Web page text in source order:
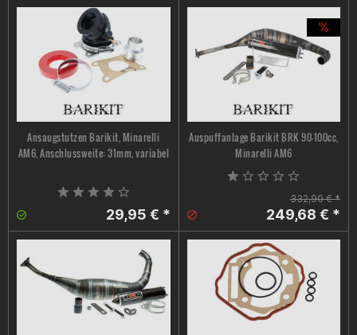
Ansaugstutzen Barikit, Minarelli
AM6, Anschlussweite: 31mm, variabel
29,95 € *
Auspuffanlage Barikit BRK 90-100cc,
Minarelli AM6
332,90 € *
249,68 € *